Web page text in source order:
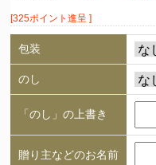
[325ポイント進呈 ]
包装
のし
「のし」の上書き
贈り主などのお名前